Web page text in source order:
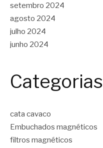
setembro 2024
agosto 2024
julho 2024
junho 2024
Categorias
cata cavaco
Embuchados magnéticos
filtros magnéticos